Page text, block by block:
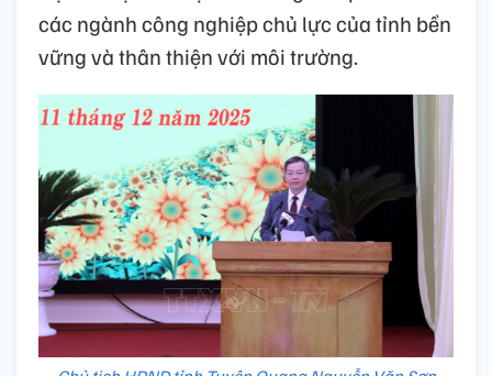
các ngành công nghiệp chủ lực của tỉnh bền
vững và thân thiện với môi trường.